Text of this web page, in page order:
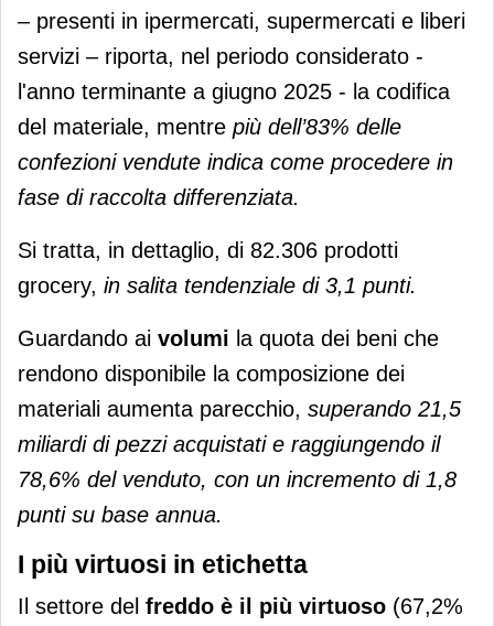
– presenti in ipermercati, supermercati e liberi
servizi – riporta, nel periodo considerato -
l'anno terminante a giugno 2025 - la codifica
del materiale, mentre più dell’83% delle
confezioni vendute indica come procedere in
fase di raccolta differenziata.
Si tratta, in dettaglio, di 82.306 prodotti
grocery, in salita tendenziale di 3,1 punti.
Guardando ai volumi la quota dei beni che
rendono disponibile la composizione dei
materiali aumenta parecchio, superando 21,5
miliardi di pezzi acquistati e raggiungendo il
78,6% del venduto, con un incremento di 1,8
punti su base annua.
I più virtuosi in etichetta
Il settore del freddo è il più virtuoso (67,2%